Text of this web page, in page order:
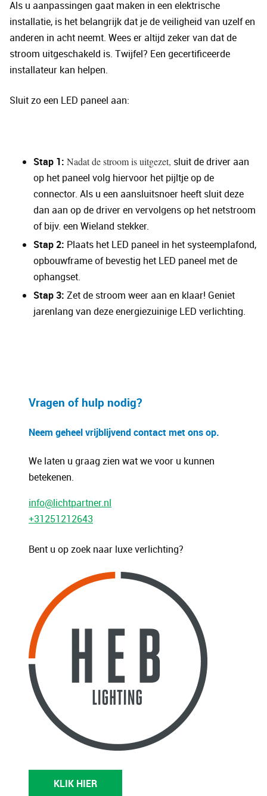
Als u aanpassingen gaat maken in een elektrische
installatie, is het belangrijk dat je de veiligheid van uzelf en
anderen in acht neemt. Wees er altijd zeker van dat de
stroom uitgeschakeld is. Twijfel? Een gecertificeerde
installateur kan helpen.
Sluit zo een LED paneel aan:
Stap 1: Nadat de stroom is uitgezet, sluit de driver aan
op het paneel volg hiervoor het pijltje op de
connector. Als u een aansluitsnoer heeft sluit deze
dan aan op de driver en vervolgens op het netstroom
of bijv. een Wieland stekker.
Stap 2: Plaats het LED paneel in het systeemplafond,
opbouwframe of bevestig het LED paneel met de
ophangset.
Stap 3: Zet de stroom weer aan en klaar! Geniet
jarenlang van deze energiezuinige LED verlichting.
Vragen of hulp nodig?
Neem geheel vrijblijvend contact met ons op.
We laten u graag zien wat we voor u kunnen
betekenen.
info@lichtpartner.nl
+31251212643
Bent u op zoek naar luxe verlichting?
KLIK HIER